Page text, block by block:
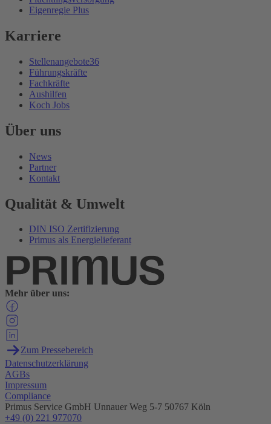
Eigenregie Plus
Karriere
Stellenangebote36
Führungskräfte
Fachkräfte
Aushilfen
Koch Jobs
Über uns
News
Partner
Kontakt
Qualität & Umwelt
DIN ISO Zertifizierung
Primus als Energielieferant
Mehr über uns:
Zum Pressebereich
Datenschutzerklärung
AGBs
Impressum
Compliance
Primus Service GmbH Unnauer Weg 5-7 50767 Köln
+49 (0) 221 977070